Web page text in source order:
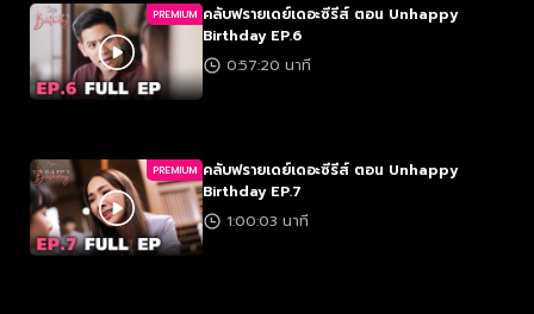
PREMIUM คลับฟรายเดย์เดอะซีรีส์ ตอน Unhappy
Birthday EP.6
0:57:20 นาที
PREMIUM คลับฟรายเดย์เดอะซีรีส์ ตอน Unhappy
Birthday EP.7
1:00:03 นาที